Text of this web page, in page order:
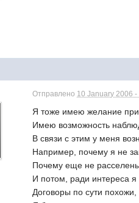
Отправлено 10 January 2006 -
Я тоже имею желание
Имею возможность
В связи с этим у меня
Например, почему я не
Почему еще не расселены
И потом, ради интереса я
Договоры по сути похожи,